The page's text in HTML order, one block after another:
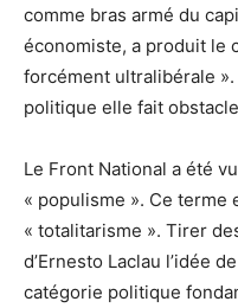
comme bras armé du
économiste, a produit le
forcément ultralibérale ».
politique elle fait
Le Front National a été
« populisme ». Ce terme
« totalitarisme ». Tirer
d’Ernesto Laclau l’idée
catégorie politique